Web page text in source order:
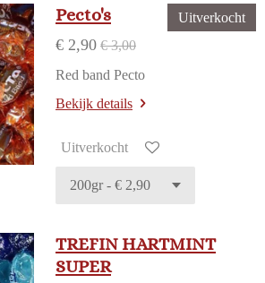
Uitverkocht
Pecto's
€ 2,90 € 3,00
Red band Pecto
Bekijk details
Uitverkocht
TREFIN HARTMINT
SUPER